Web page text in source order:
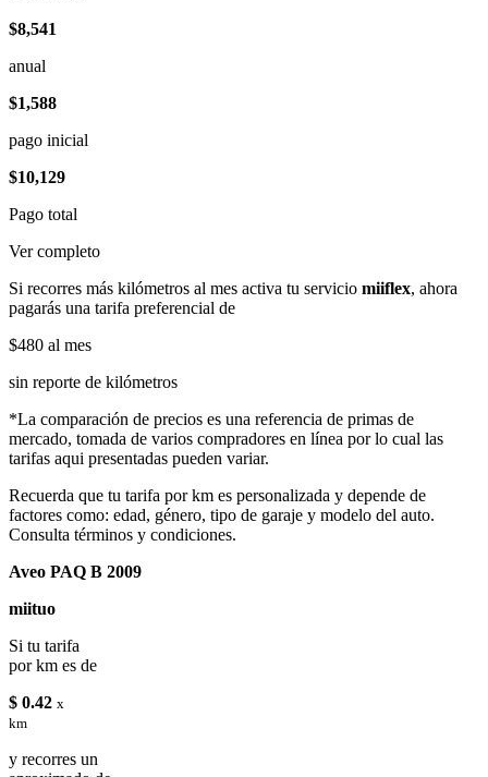
$8,541
anual
$1,588
pago inicial
$10,129
Pago total
Ver completo
Si recorres más kilómetros al mes activa tu servicio miiflex, ahora
pagarás una tarifa preferencial de
$480 al mes
sin reporte de kilómetros
*La comparación de precios es una referencia de primas de
mercado, tomada de varios compradores en línea por lo cual las
tarifas aqui presentadas pueden variar.
Recuerda que tu tarifa por km es personalizada y depende de
factores como: edad, género, tipo de garaje y modelo del auto.
Consulta términos y condiciones.
Aveo PAQ B 2009
miituo
Si tu tarifa
por km es de
$ 0.42 x
km
y recorres un